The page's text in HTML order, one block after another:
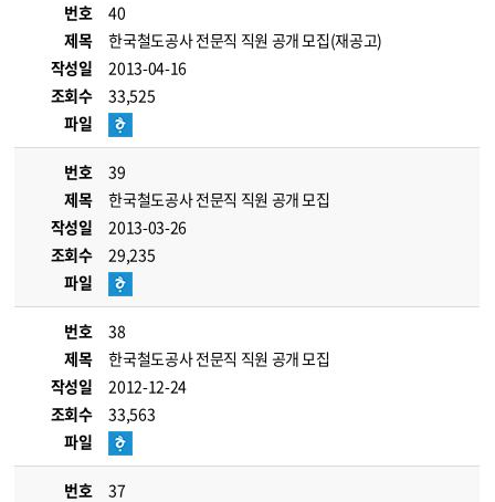
번호
40
제목
한국철도공사 전문직 직원 공개 모집(재공고)
작성일
2013-04-16
조회수
33,525
파일
번호
39
제목
한국철도공사 전문직 직원 공개 모집
작성일
2013-03-26
조회수
29,235
파일
번호
38
제목
한국철도공사 전문직 직원 공개 모집
작성일
2012-12-24
조회수
33,563
파일
번호
37